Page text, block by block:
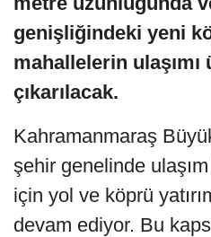
genişliğindeki yeni
mahallelerin ulaşımı
çıkarılacak.
Kahramanmaraş
şehir genelinde
için yol ve köprü
devam ediyor. Bu